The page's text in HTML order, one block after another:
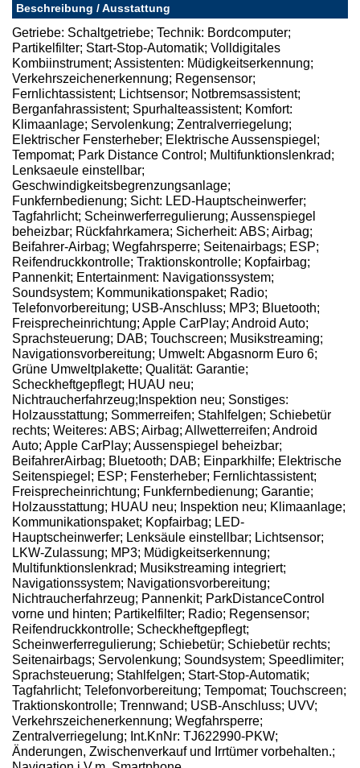
Beschreibung / Ausstattung
Getriebe: Schaltgetriebe; Technik: Bordcomputer;
Partikelfilter; Start-Stop-Automatik; Volldigitales
Kombiinstrument; Assistenten: Müdigkeitserkennung;
Verkehrszeichenerkennung; Regensensor;
Fernlichtassistent; Lichtsensor; Notbremsassistent;
Berganfahrassistent; Spurhalteassistent; Komfort:
Klimaanlage; Servolenkung; Zentralverriegelung;
Elektrischer Fensterheber; Elektrische Aussenspiegel;
Tempomat; Park Distance Control; Multifunktionslenkrad;
Lenksaeule einstellbar;
Geschwindigkeitsbegrenzungsanlage;
Funkfernbedienung; Sicht: LED-Hauptscheinwerfer;
Tagfahrlicht; Scheinwerferregulierung; Aussenspiegel
beheizbar; Rückfahrkamera; Sicherheit: ABS; Airbag;
Beifahrer-Airbag; Wegfahrsperre; Seitenairbags; ESP;
Reifendruckkontrolle; Traktionskontrolle; Kopfairbag;
Pannenkit; Entertainment: Navigationssystem;
Soundsystem; Kommunikationspaket; Radio;
Telefonvorbereitung; USB-Anschluss; MP3; Bluetooth;
Freisprecheinrichtung; Apple CarPlay; Android Auto;
Sprachsteuerung; DAB; Touchscreen; Musikstreaming;
Navigationsvorbereitung; Umwelt: Abgasnorm Euro 6;
Grüne Umweltplakette; Qualität: Garantie;
Scheckheftgepflegt; HUAU neu;
Nichtraucherfahrzeug;Inspektion neu; Sonstiges:
Holzausstattung; Sommerreifen; Stahlfelgen; Schiebetür
rechts; Weiteres: ABS; Airbag; Allwetterreifen; Android
Auto; Apple CarPlay; Aussenspiegel beheizbar;
BeifahrerAirbag; Bluetooth; DAB; Einparkhilfe; Elektrische
Seitenspiegel; ESP; Fensterheber; Fernlichtassistent;
Freisprecheinrichtung; Funkfernbedienung; Garantie;
Holzausstattung; HUAU neu; Inspektion neu; Klimaanlage;
Kommunikationspaket; Kopfairbag; LED-
Hauptscheinwerfer; Lenksäule einstellbar; Lichtsensor;
LKW-Zulassung; MP3; Müdigkeitserkennung;
Multifunktionslenkrad; Musikstreaming integriert;
Navigationssystem; Navigationsvorbereitung;
Nichtraucherfahrzeug; Pannenkit; ParkDistanceControl
vorne und hinten; Partikelfilter; Radio; Regensensor;
Reifendruckkontrolle; Scheckheftgepflegt;
Scheinwerferregulierung; Schiebetür; Schiebetür rechts;
Seitenairbags; Servolenkung; Soundsystem; Speedlimiter;
Sprachsteuerung; Stahlfelgen; Start-Stop-Automatik;
Tagfahrlicht; Telefonvorbereitung; Tempomat; Touchscreen;
Traktionskontrolle; Trennwand; USB-Anschluss; UVV;
Verkehrszeichenerkennung; Wegfahrsperre;
Zentralverriegelung; Int.KnNr: TJ622990-PKW;
Änderungen, Zwischenverkauf und Irrtümer vorbehalten.;